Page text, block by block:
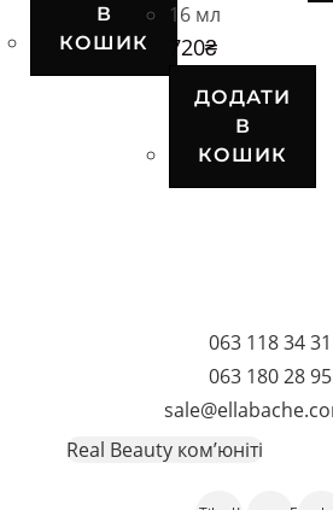
В
КОШИК
16 мл
720₴
ДОДАТИ
В
КОШИК
063 118 34 31
063 180 28 95
Real Beauty ком’юніті